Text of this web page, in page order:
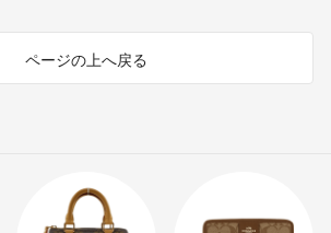
ページの上へ戻る